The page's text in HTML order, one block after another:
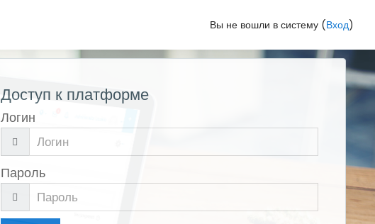
Вы не вошли в систему (Вход)
Доступ к платформе
Логин
Пароль